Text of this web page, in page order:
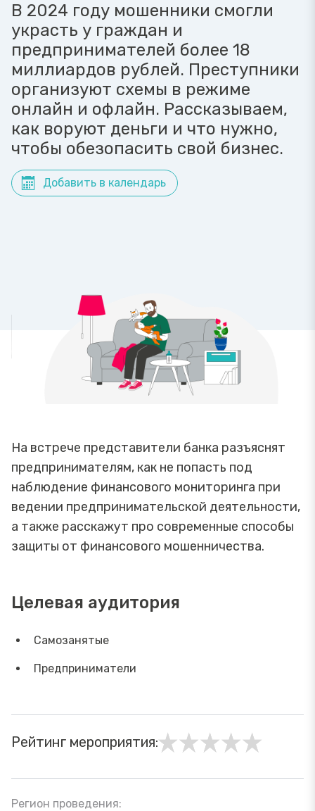
В 2024 году мошенники смогли
украсть у граждан и
предпринимателей более 18
миллиардов рублей. Преступники
организуют схемы в режиме
онлайн и офлайн. Рассказываем,
как воруют деньги и что нужно,
чтобы обезопасить свой бизнес.
Добавить в календарь
На встрече представители банка разъяснят
предпринимателям, как не попасть под
наблюдение финансового мониторинга при
ведении предпринимательской деятельности,
а также расскажут про современные способы
защиты от финансового мошенничества.
Целевая аудитория
Самозанятые
Предприниматели
Рейтинг мероприятия:
Регион проведения: